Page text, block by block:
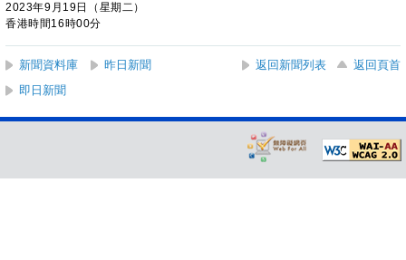
2023年9月19日（星期二）
香港時間16時00分
新聞資料庫 昨日新聞 返回新聞列表
返回頁首
即日新聞